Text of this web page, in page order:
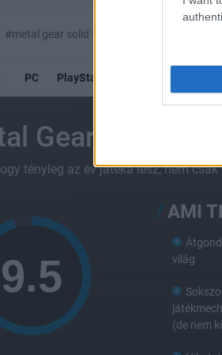
#metal gear solid 5: the phantom pain
PC PlayStation 3
Gear Solid 5:
tényleg az év játéka lesz; nem
AMI
világ
(de nem